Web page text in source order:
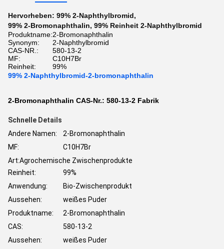
Hervorheben: 99% 2-Naphthylbromid,
99% 2-Bromonaphthalin, 99% Reinheit 2-Naphthylbromid
Produktname:2-Bromonaphthalin
Synonym:
2-Naphthylbromid
CAS-NR.:
580-13-2
MF:
C10H7Br
Reinheit:
99%
99% 2-Naphthylbromid-2-bromonaphthalin
2-Bromonaphthalin CAS-Nr.: 580-13-2 Fabrik
Schnelle Details
Andere Namen:
2-Bromonaphthalin
MF:
C10H7Br
Art:Agrochemische Zwischenprodukte
Reinheit:
99%
Anwendung:
Bio-Zwischenprodukt
Aussehen:
weißes Puder
Produktname:
2-Bromonaphthalin
CAS:
580-13-2
Aussehen:
weißes Puder